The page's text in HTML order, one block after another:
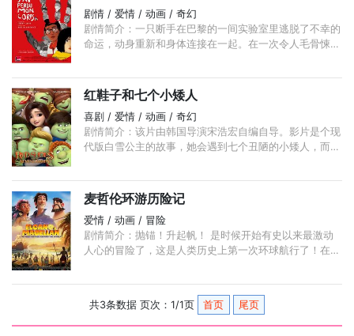
剧情 / 爱情 / 动画 / 奇幻
剧情简介：一只断手在巴黎的一间实验室里逃脱了不幸的
命运，动身重新和身体连接在一起。在一次令人毛骨悚然
红鞋子和七个小矮人
喜剧 / 爱情 / 动画 / 奇幻
剧情简介：该片由韩国导演宋浩宏自编自导。影片是个现
代版白雪公主的故事，她会遇到七个丑陋的小矮人，而实
麦哲伦环游历险记
爱情 / 动画 / 冒险
剧情简介：抛锚！升起帆！ 是时候开始有史以来最激动
人心的冒险了，这是人类历史上第一次环球航行了！在同
共3条数据 页次：1/1页 首页 尾页